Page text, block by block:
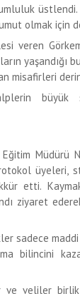
olmak için
veren
yaşandığı
misafirleri
büyük
Müdürü
üyeleri,
etti.
ziyaret
sadece
bilincini
ve veliler